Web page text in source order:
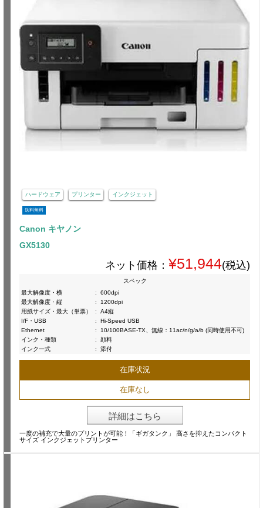
ハードウェア プリンター インクジェット
送料無料
Canon キヤノン
GX5130
ネット価格： ¥51,944(税込)
スペック
最大解像度・横
:
600dpi
最大解像度・縦
:
1200dpi
用紙サイズ・最大（単票）
:
A4縦
I/F・USB
:
Hi-Speed USB
Ethernet
:
10/100BASE-TX、無線：11ac/n/g/a/b (同時使用不可)
インク・種類
:
顔料
インク一式
: 添付
在庫状況
在庫なし
詳細はこちら
一度の補充で大量のプリントが可能！「ギガタンク」 高さを抑えたコンパクト
サイズ インクジェットプリンター